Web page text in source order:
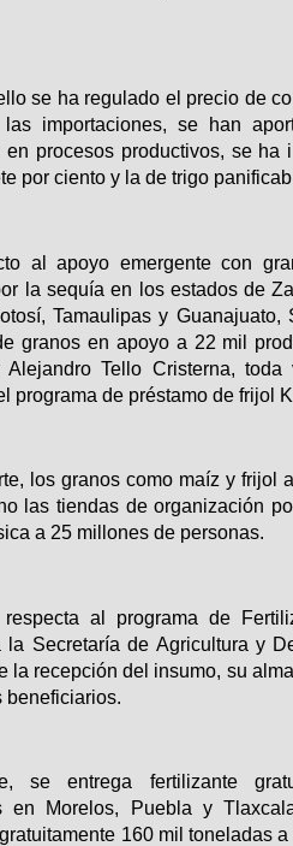
se ha regulado el precio de
las importaciones, se han
en procesos productivos, se ha
por ciento y la de trigo
al apoyo emergente con
la sequía en los estados de
Tamaulipas y Guanajuato,
granos en apoyo a 22 mil
Alejandro Tello Cristerna,
programa de préstamo de frijol
los granos como maíz y frijol
las tiendas de organización
a 25 millones de personas.
al programa de
la Secretaría de Agricultura y
la recepción del insumo, su
beneficiarios.
se entrega fertilizante
en Morelos, Puebla y
160 mil toneladas